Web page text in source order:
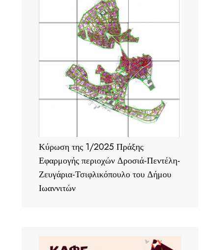
Κύρωση της 1/2025 Πράξης
Εφαρμογής περιοχών Δροσιά-Πεντέλη-
Ζευγάρια-Τσιφλικόπουλο του Δήμου
Ιωαννιτών